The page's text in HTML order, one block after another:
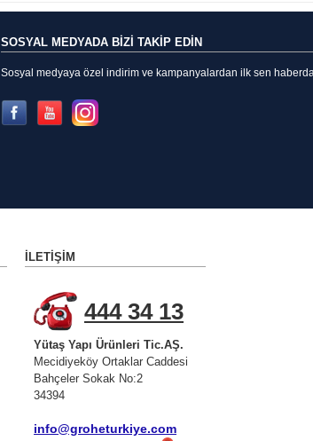
SOSYAL MEDYADA BİZİ TAKİP EDİN
Sosyal medyaya özel indirim ve kampanyalardan ilk sen
İLETIŞIM
444 34 13
Yütaş Yapı Ürünleri Tic.AŞ.
Mecidiyeköy Ortaklar Caddesi
Bahçeler Sokak No:2
34394
info@groheturkiye.com